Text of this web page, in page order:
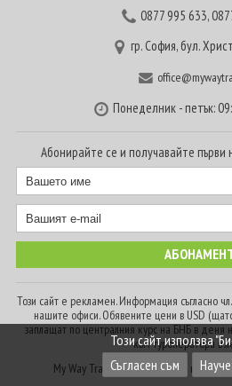
0877 995 633,
гр. София, бул.
Понеделник - петък:
Абонирайте се и получавайте
Този сайт е рекламен. Информация съгласно
нашите офиси. Обявените цени в USD
заплащат по централния курс на БНБ в деня
към туроператора в
My Way Travel © 2016. Всички права
Този сайт използва
Съгласен съм